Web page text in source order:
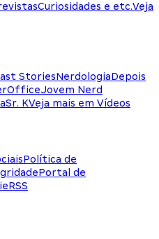
Curiosidades e etc.Veja
StoriesNerdologiaDepois
Jovem Nerd
Sr. KVeja mais em Vídeos
Política de
Portal de
RSS